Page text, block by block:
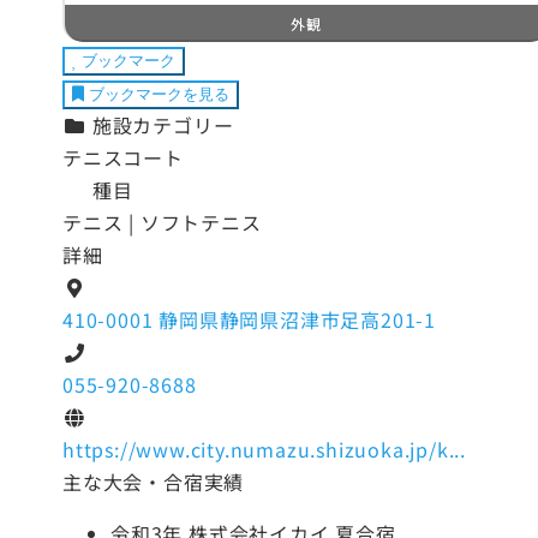
外観
ブックマーク
ブックマークを見る
施設カテゴリー
テニスコート
種目
テニス | ソフトテニス
詳細
410-0001 静岡県静岡県沼津市足高201-1
055-920-8688
https://www.city.numazu.shizuoka.jp/k...
主な大会・合宿実績